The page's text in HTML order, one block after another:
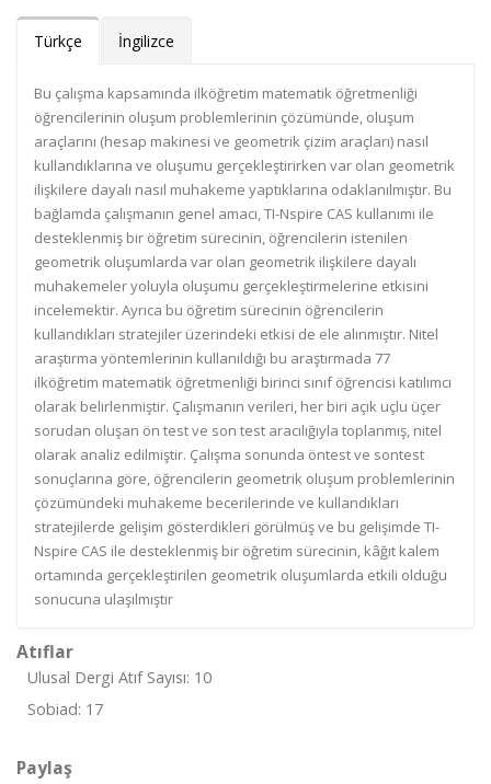
Türkçe İngilizce
Bu çalışma kapsamında ilköğretim matematik öğretmenliği
öğrencilerinin oluşum problemlerinin çözümünde, oluşum
araçlarını (hesap makinesi ve geometrik çizim araçları) nasıl
kullandıklarına ve oluşumu gerçekleştirirken var olan geometrik
ilişkilere dayalı nasıl muhakeme yaptıklarına odaklanılmıştır. Bu
bağlamda çalışmanın genel amacı, TI-Nspire CAS kullanımı ile
desteklenmiş bir öğretim sürecinin, öğrencilerin istenilen
geometrik oluşumlarda var olan geometrik ilişkilere dayalı
muhakemeler yoluyla oluşumu gerçekleştirmelerine etkisini
incelemektir. Ayrıca bu öğretim sürecinin öğrencilerin
kullandıkları stratejiler üzerindeki etkisi de ele alınmıştır. Nitel
araştırma yöntemlerinin kullanıldığı bu araştırmada 77
ilköğretim matematik öğretmenliği birinci sınıf öğrencisi katılımcı
olarak belirlenmiştir. Çalışmanın verileri, her biri açık uçlu üçer
sorudan oluşan ön test ve son test aracılığıyla toplanmış, nitel
olarak analiz edilmiştir. Çalışma sonunda öntest ve sontest
sonuçlarına göre, öğrencilerin geometrik oluşum problemlerinin
çözümündeki muhakeme becerilerinde ve kullandıkları
stratejilerde gelişim gösterdikleri görülmüş ve bu gelişimde TI-
Nspire CAS ile desteklenmiş bir öğretim sürecinin, kâğıt kalem
ortamında gerçekleştirilen geometrik oluşumlarda etkili olduğu
sonucuna ulaşılmıştır
Atıflar
Ulusal Dergi Atıf Sayısı: 10
Sobiad: 17
Paylaş